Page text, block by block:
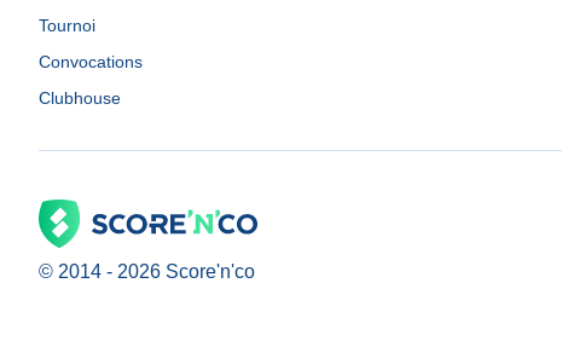
Tournoi
Convocations
Clubhouse
© 2014 - 2026 Score'n'co